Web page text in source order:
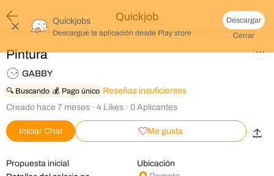
Quickjobs
Descargue la aplicación desde Play store
Descargar
Cerrar
Quickjob
Pintura
GABBY
🔍 Buscando 💰 Pago único Reseñas insuficientes
Creado hace 7 meses · 4 Likes · 0 Aplicantes
Iniciar Chat Me gusta
Propuesta inicial
Ubicación